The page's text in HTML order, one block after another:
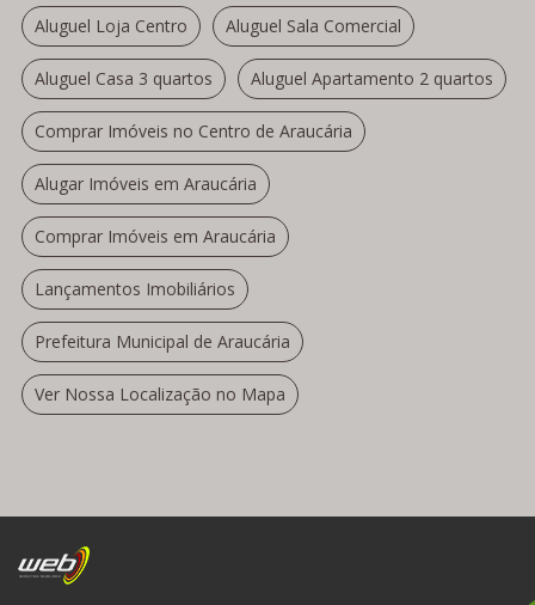
Aluguel Loja Centro Aluguel Sala Comercial
Aluguel Casa 3 quartos Aluguel Apartamento 2 quartos
Comprar Imóveis no Centro de Araucária
Alugar Imóveis em Araucária
Comprar Imóveis em Araucária
Lançamentos Imobiliários
Prefeitura Municipal de Araucária
Ver Nossa Localização no Mapa